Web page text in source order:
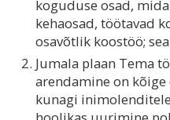
koguduse osad,
kehaosad, töötavad
osavõtlik koostöö;
Jumala plaan Tema
arendamine on
kunagi